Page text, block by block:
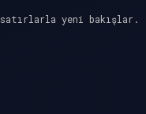
satırlarla yeni bakışlar.